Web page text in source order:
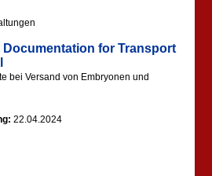
Documentation for Transport
bei Versand von Embryonen und
22.04.2024